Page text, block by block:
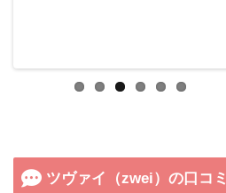
ツヴァイ（zwei）の口コミ